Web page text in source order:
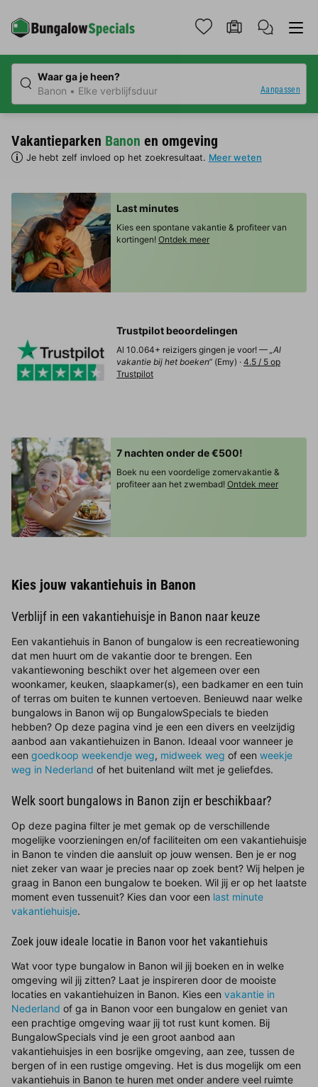
Waar ga je heen?
Banon
Elke verblijfsduur Aanpassen
Vakantieparken Banon en omgeving
Je hebt zelf invloed op het zoekresultaat. Meer weten
Last minutes
Kies een spontane vakantie & profiteer van
kortingen! Ontdek meer
Trustpilot beoordelingen
Al 10.064+ reizigers gingen je voor! — „Al
vakantie bij het boeken“ (Emy) · 4.5 / 5 op
Trustpilot
7 nachten onder de €500!
Boek nu een voordelige zomervakantie &
profiteer aan het zwembad! Ontdek meer
Kies jouw vakantiehuis in Banon
Verblijf in een vakantiehuisje in Banon naar keuze
Een vakantiehuis in Banon of bungalow is een recreatiewoning
dat men huurt om de vakantie door te brengen. Een
vakantiewoning beschikt over het algemeen over een
woonkamer, keuken, slaapkamer(s), een badkamer en een tuin
of terras om buiten te kunnen vertoeven. Benieuwd naar welke
bungalows in Banon wij op BungalowSpecials te bieden
hebben? Op deze pagina vind je een een divers en veelzijdig
aanbod aan vakantiehuizen in Banon. Ideaal voor wanneer je
een goedkoop weekendje weg, midweek weg of een weekje
weg in Nederland of het buitenland wilt met je geliefdes.
Welk soort bungalows in Banon zijn er beschikbaar?
Op deze pagina filter je met gemak op de verschillende
mogelijke voorzieningen en/of faciliteiten om een vakantiehuisje
in Banon te vinden die aansluit op jouw wensen. Ben je er nog
niet zeker van waar je precies naar op zoek bent? Wij helpen je
graag in Banon een bungalow te boeken. Wil jij er op het laatste
moment even tussenuit? Kies dan voor een last minute
vakantiehuisje.
Zoek jouw ideale locatie in Banon voor het vakantiehuis
Wat voor type bungalow in Banon wil jij boeken en in welke
omgeving wil jij zitten? Laat je inspireren door de mooiste
locaties en vakantiehuizen in Banon. Kies een vakantie in
Nederland of ga in Banon voor een bungalow en geniet van
een prachtige omgeving waar jij tot rust kunt komen. Bij
BungalowSpecials vind je een groot aanbod aan
vakantiehuisjes in een bosrijke omgeving, aan zee, tussen de
bergen of in een rustige omgeving. Het is dus mogelijk om een
vakantiehuis in Banon te huren met onder andere veel ruimte